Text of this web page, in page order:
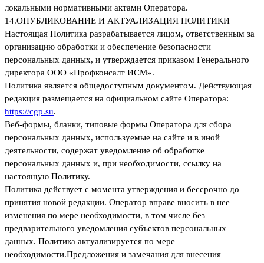
локальными нормативными актами Оператора.
14.ОПУБЛИКОВАНИЕ И АКТУАЛИЗАЦИЯ ПОЛИТИКИ
Настоящая Политика разрабатывается лицом, ответственным за
организацию обработки и обеспечение безопасности
персональных данных, и утверждается приказом Генерального
директора ООО «Профконсалт ИСМ».
Политика является общедоступным документом. Действующая
редакция размещается на официальном сайте Оператора:
https://cgp.su.
Веб-формы, бланки, типовые формы Оператора для сбора
персональных данных, используемые на сайте и в иной
деятельности, содержат уведомление об обработке
персональных данных и, при необходимости, ссылку на
настоящую Политику.
Политика действует с момента утверждения и бессрочно до
принятия новой редакции. Оператор вправе вносить в нее
изменения по мере необходимости, в том числе без
предварительного уведомления субъектов персональных
данных. Политика актуализируется по мере
необходимости.Предложения и замечания для внесения